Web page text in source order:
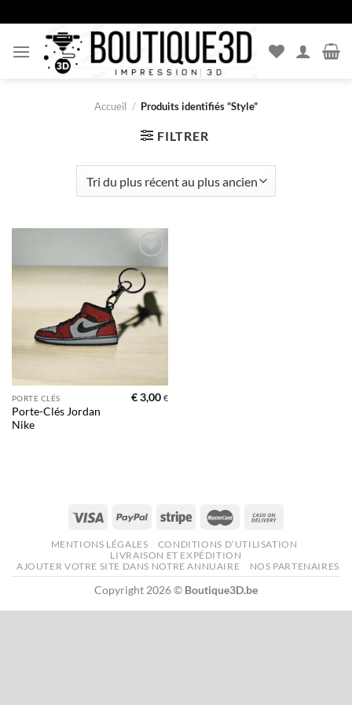
au
contenu
Accueil / Produits identifiés “Style”
FILTRER
Ajouter
à la liste
d’envies
PORTE CLÉS
Porte-Clés Jordan
Nike
€3,00 €
MENTIONS LÉGALES
CONDITIONS D’UTILISATION
LIVRAISON ET EXPÉDITION
AJOUTER VOTRE SITE DANS NOTRE ANNUAIRE
NOS PARTENAIRES
Copyright 2026 © Boutique3D.be